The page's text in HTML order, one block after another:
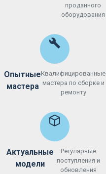
проданного
оборудования
Опытные
мастера
Квалифицированные
мастера по сборке и
ремонту
Актуальные
модели
Регулярные
поступления и
обновления